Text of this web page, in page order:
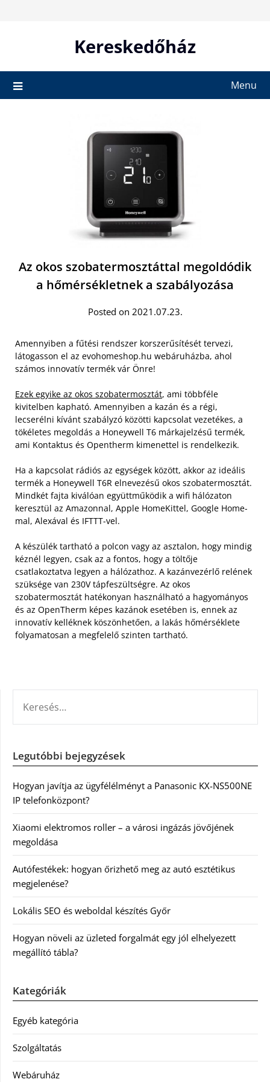
Kereskedőház
Menu
Az okos szobatermosztáttal megoldódik
a hőmérsékletnek a szabályozása
Posted on 2021.07.23.
Amennyiben a fűtési rendszer korszerűsítését tervezi,
látogasson el az evohomeshop.hu webáruházba, ahol
számos innovatív termék vár Önre!
Ezek egyike az okos szobatermosztát, ami többféle
kivitelben kapható. Amennyiben a kazán és a régi,
lecserélni kívánt szabályzó közötti kapcsolat vezetékes, a
tökéletes megoldás a Honeywell T6 márkajelzésű termék,
ami Kontaktus és Opentherm kimenettel is rendelkezik.
Ha a kapcsolat rádiós az egységek között, akkor az ideális
termék a Honeywell T6R elnevezésű okos szobatermosztát.
Mindkét fajta kiválóan együttműködik a wifi hálózaton
keresztül az Amazonnal, Apple HomeKittel, Google Home-
mal, Alexával és IFTTT-vel.
A készülék tartható a polcon vagy az asztalon, hogy mindig
kéznél legyen, csak az a fontos, hogy a töltője
csatlakoztatva legyen a hálózathoz. A kazánvezérlő relének
szüksége van 230V tápfeszültségre. Az okos
szobatermosztát hatékonyan használható a hagyományos
és az OpenTherm képes kazánok esetében is, ennek az
innovatív kelléknek köszönhetően, a lakás hőmérséklete
folyamatosan a megfelelő szinten tartható.
Legutóbbi bejegyzések
Hogyan javítja az ügyfélélményt a Panasonic KX-NS500NE
IP telefonközpont?
Xiaomi elektromos roller – a városi ingázás jövőjének
megoldása
Autófestékek: hogyan őrizhető meg az autó esztétikus
megjelenése?
Lokális SEO és weboldal készítés Győr
Hogyan növeli az üzleted forgalmát egy jól elhelyezett
megállító tábla?
Kategóriák
Egyéb kategória
Szolgáltatás
Webáruház